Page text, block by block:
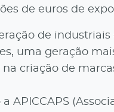
de euros de
de
uma geração
criação de
APICCAPS